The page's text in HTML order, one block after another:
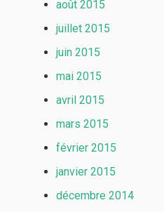
août 2015
juillet 2015
juin 2015
mai 2015
avril 2015
mars 2015
février 2015
janvier 2015
décembre 2014